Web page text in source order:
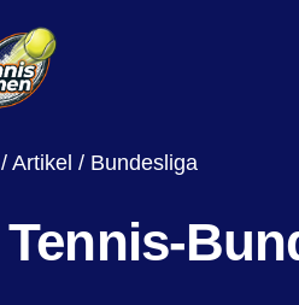
/ Artikel / Bundesliga
Tennis-